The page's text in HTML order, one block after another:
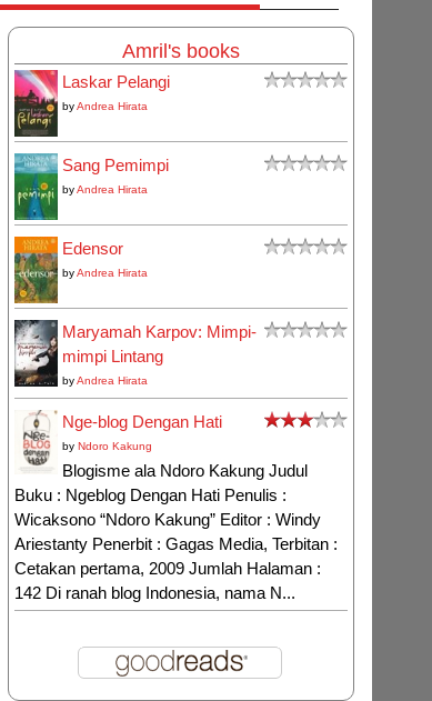
Amril's books
Laskar Pelangi
byAndrea Hirata
Sang Pemimpi
byAndrea Hirata
Edensor
byAndrea Hirata
Maryamah Karpov: Mimpi-
mimpi Lintang
byAndrea Hirata
Nge-blog Dengan Hati
by Ndoro Kakung
Blogisme ala Ndoro Kakung Judul
Buku : Ngeblog Dengan Hati Penulis :
Wicaksono “Ndoro Kakung” Editor : Windy
Ariestanty Penerbit : Gagas Media, Terbitan :
Cetakan pertama, 2009 Jumlah Halaman :
142 Di ranah blog Indonesia, nama N...